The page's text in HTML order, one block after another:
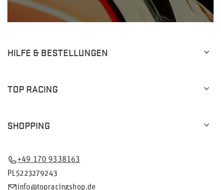
HILFE & BESTELLUNGEN
TOP RACING
SHOPPING
+49 170 9338163
PL5223279243
info@topracingshop.de